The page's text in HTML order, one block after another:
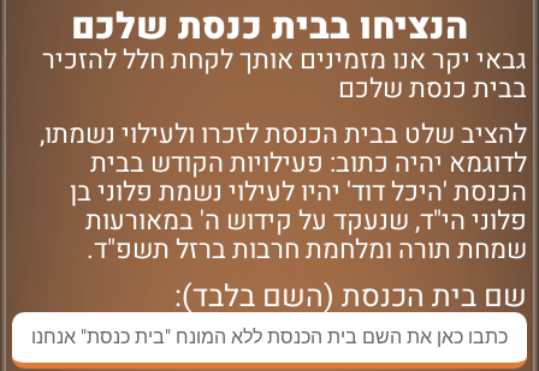
הנציחו בבית כנסת שלכם
גבאי יקר אנו מזמינים אותך לקחת חלל להזכיר
בבית כנסת שלכם
להציב שלט בבית הכנסת לזכרו ולעילוי נשמתו,
לדוגמא יהיה כתוב: פעילויות הקודש בבית
הכנסת 'היכל דוד' יהיו לעילוי נשמת פלוני בן
פלוני הי"ד, שנעקד על קידוש ה' במאורעות
שמחת תורה ומלחמת חרבות ברזל תשפ"ד.
שם בית הכנסת (השם בלבד):